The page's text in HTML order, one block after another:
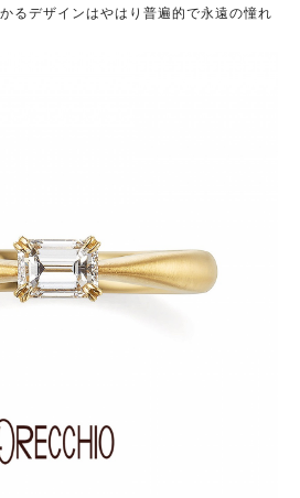
るデザインはやはり普遍的で永遠の憧れ